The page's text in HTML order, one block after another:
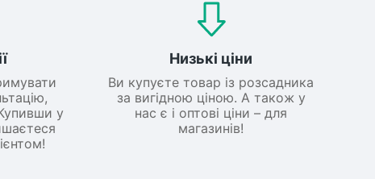
у
Низькі ціни
Ви купуєте товар із розсадника
за вигідною ціною. А також у
нас є і оптові ціни – для
магазинів!